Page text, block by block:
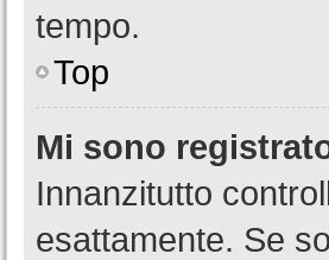
tempo.
Top
Mi sono
Innanzitutto
esattamente. Se